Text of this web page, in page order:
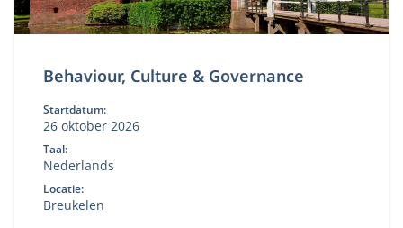
Behaviour, Culture & Governance
Startdatum:
26 oktober 2026
Taal:
Nederlands
Locatie:
Breukelen